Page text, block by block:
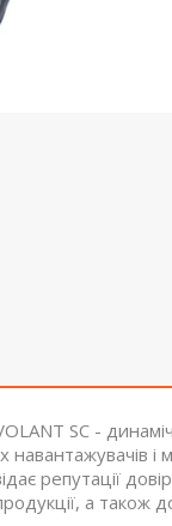
SC -
і
репутації
а також